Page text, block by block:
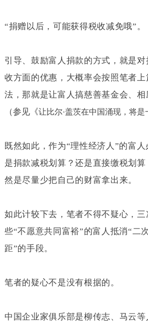
“捐赠以后，可能获得税收减免哦”。
引导、鼓励富人捐款的方式，就是
收方面的优惠，大概率会按照笔者
法，那就是让富人搞慈善基金会、相
（参见《让比尔·盖茨在中国涌现，将是
既然如此，作为“理性经济人”的富人
是捐款减税划算？还是直接缴税划算
然是尽量少把自己的财富拿出来。
如此计较下去，笔者不得不疑心，
些“不愿意共同富裕”的富人抵消“二
距”的手段。
笔者的疑心不是没有根据的。
中国企业家俱乐部是柳传志、马云等